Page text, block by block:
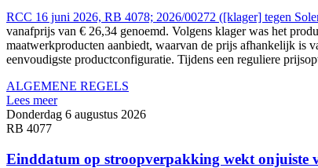
RCC 16 juni 2026, RB 4078; 2026/00272 ([klager] tegen
vanafprijs van € 26,34 genoemd. Volgens klager was het
maatwerkproducten aanbiedt, waarvan de prijs afhankelijk is
eenvoudigste productconfiguratie. Tijdens een reguliere
ALGEMENE REGELS
Lees meer
Donderdag 6 augustus 2026
RB 4077
Einddatum op stroopverpakking wekt onjuiste